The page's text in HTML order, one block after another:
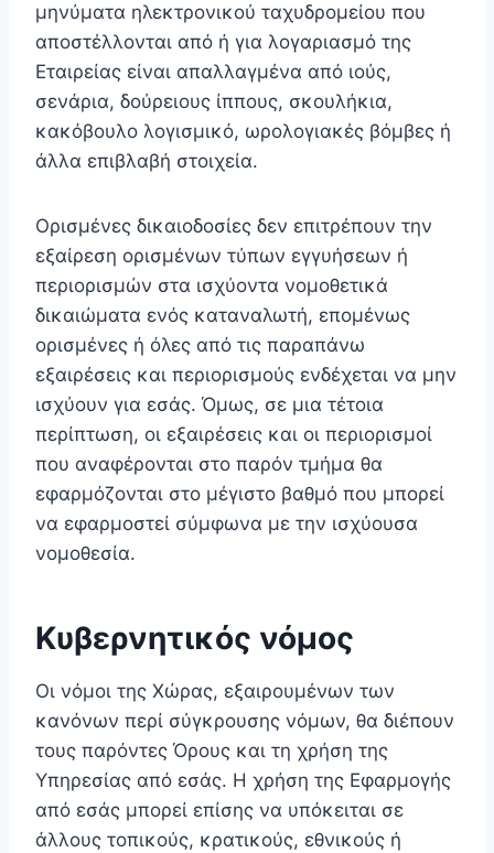
μηνύματα ηλεκτρονικού ταχυδρομείου που
αποστέλλονται από ή για λογαριασμό της
Εταιρείας είναι απαλλαγμένα από ιούς,
σενάρια, δούρειους ίππους, σκουλήκια,
κακόβουλο λογισμικό, ωρολογιακές βόμβες ή
άλλα επιβλαβή στοιχεία.
Ορισμένες δικαιοδοσίες δεν επιτρέπουν την
εξαίρεση ορισμένων τύπων εγγυήσεων ή
περιορισμών στα ισχύοντα νομοθετικά
δικαιώματα ενός καταναλωτή, επομένως
ορισμένες ή όλες από τις παραπάνω
εξαιρέσεις και περιορισμούς ενδέχεται να μην
ισχύουν για εσάς. Όμως, σε μια τέτοια
περίπτωση, οι εξαιρέσεις και οι περιορισμοί
που αναφέρονται στο παρόν τμήμα θα
εφαρμόζονται στο μέγιστο βαθμό που μπορεί
να εφαρμοστεί σύμφωνα με την ισχύουσα
νομοθεσία.
Κυβερνητικός νόμος
Οι νόμοι της Χώρας, εξαιρουμένων των
κανόνων περί σύγκρουσης νόμων, θα διέπουν
τους παρόντες Όρους και τη χρήση της
Υπηρεσίας από εσάς. Η χρήση της Εφαρμογής
από εσάς μπορεί επίσης να υπόκειται σε
άλλους τοπικούς, κρατικούς, εθνικούς ή